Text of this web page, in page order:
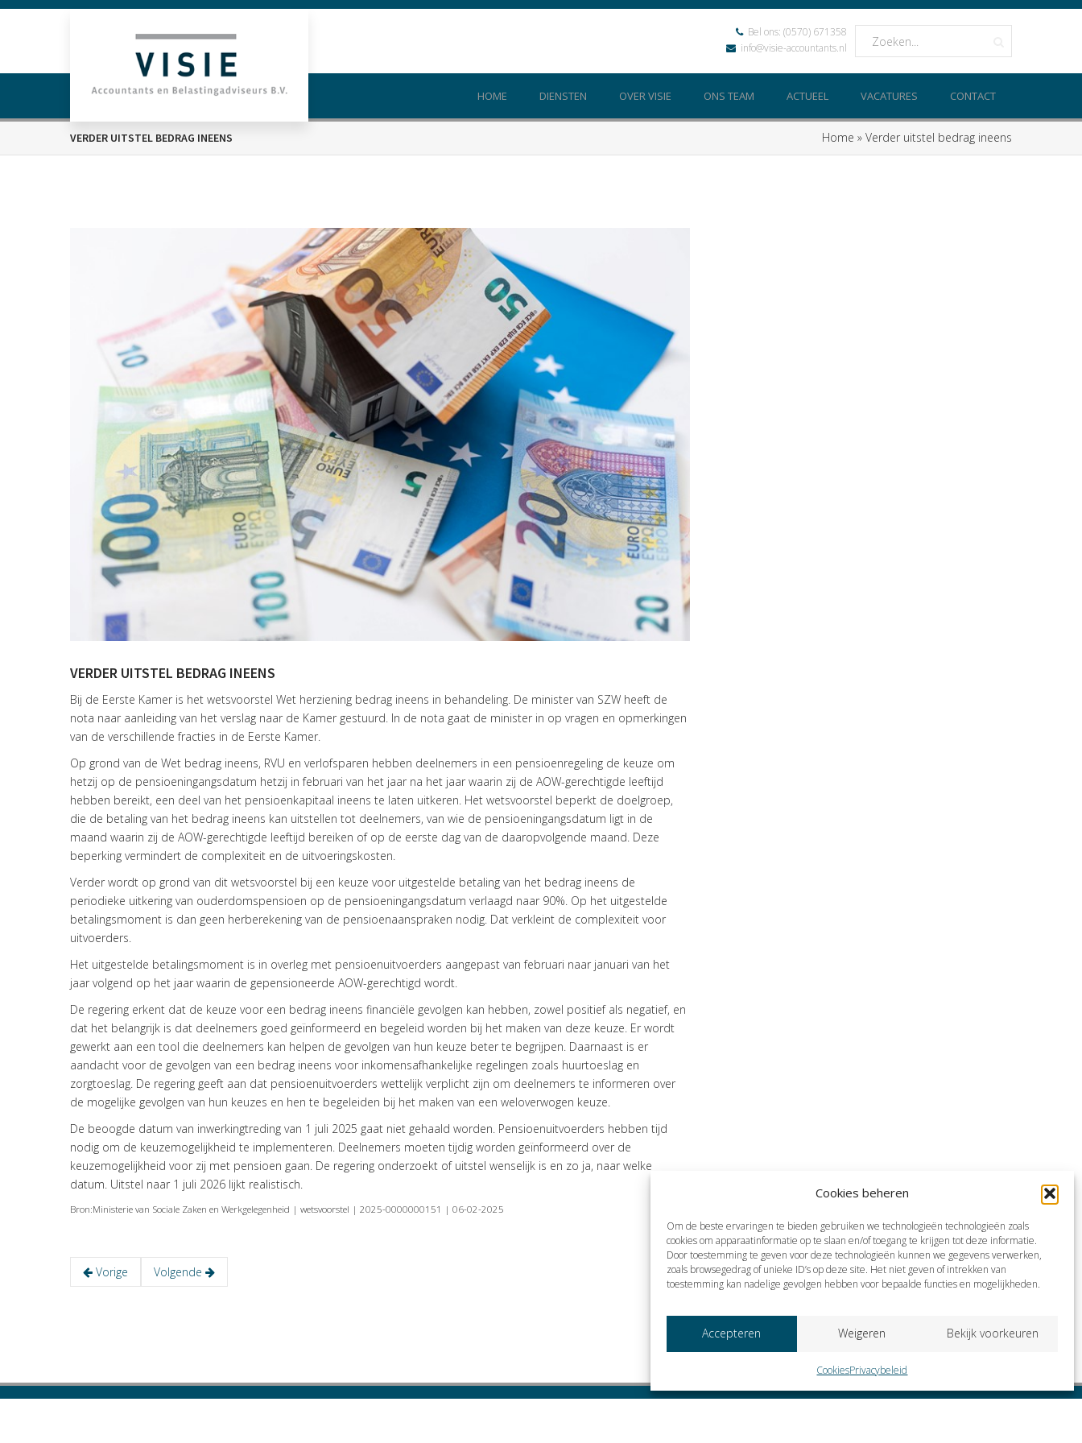
Cookies beheren
Om de beste ervaringen te bieden gebruiken we technologieën technologieën zoals
cookies om apparaatinformatie op te slaan en/of toegang te krijgen tot deze informatie.
Door toestemming te geven voor deze technologieën kunnen we gegevens verwerken,
zoals browsegedrag of unieke ID’s op deze site. Het niet geven of intrekken van
toestemming kan nadelige gevolgen hebben voor bepaalde functies en mogelijkheden.
Accepteren Weigeren Bekijk voorkeuren
CookiesPrivacybeleid
Bel ons: (0570) 671358
info@visie-accountants.nl
HOME DIENSTEN OVER VISIE ONS TEAM ACTUEEL VACATURES CONTACT
VERDER UITSTEL BEDRAG INEENS Home » Verder uitstel bedrag ineens
VERDER UITSTEL BEDRAG INEENS
Bij de Eerste Kamer is het wetsvoorstel Wet herziening bedrag ineens in behandeling. De minister van SZW heeft de
nota naar aanleiding van het verslag naar de Kamer gestuurd. In de nota gaat de minister in op vragen en opmerkingen
van de verschillende fracties in de Eerste Kamer.
Op grond van de Wet bedrag ineens, RVU en verlofsparen hebben deelnemers in een pensioenregeling de keuze om
hetzij op de pensioeningangsdatum hetzij in februari van het jaar na het jaar waarin zij de AOW-gerechtigde leeftijd
hebben bereikt, een deel van het pensioenkapitaal ineens te laten uitkeren. Het wetsvoorstel beperkt de doelgroep,
die de betaling van het bedrag ineens kan uitstellen tot deelnemers, van wie de pensioeningangsdatum ligt in de
maand waarin zij de AOW-gerechtigde leeftijd bereiken of op de eerste dag van de daaropvolgende maand. Deze
beperking vermindert de complexiteit en de uitvoeringskosten.
Verder wordt op grond van dit wetsvoorstel bij een keuze voor uitgestelde betaling van het bedrag ineens de
periodieke uitkering van ouderdomspensioen op de pensioeningangsdatum verlaagd naar 90%. Op het uitgestelde
betalingsmoment is dan geen herberekening van de pensioenaanspraken nodig. Dat verkleint de complexiteit voor
uitvoerders.
Het uitgestelde betalingsmoment is in overleg met pensioenuitvoerders aangepast van februari naar januari van het
jaar volgend op het jaar waarin de gepensioneerde AOW-gerechtigd wordt.
De regering erkent dat de keuze voor een bedrag ineens financiële gevolgen kan hebben, zowel positief als negatief, en
dat het belangrijk is dat deelnemers goed geïnformeerd en begeleid worden bij het maken van deze keuze. Er wordt
gewerkt aan een tool die deelnemers kan helpen de gevolgen van hun keuze beter te begrijpen. Daarnaast is er
aandacht voor de gevolgen van een bedrag ineens voor inkomensafhankelijke regelingen zoals huurtoeslag en
zorgtoeslag. De regering geeft aan dat pensioenuitvoerders wettelijk verplicht zijn om deelnemers te informeren over
de mogelijke gevolgen van hun keuzes en hen te begeleiden bij het maken van een weloverwogen keuze.
De beoogde datum van inwerkingtreding van 1 juli 2025 gaat niet gehaald worden. Pensioenuitvoerders hebben tijd
nodig om de keuzemogelijkheid te implementeren. Deelnemers moeten tijdig worden geïnformeerd over de
keuzemogelijkheid voor zij met pensioen gaan. De regering onderzoekt of uitstel wenselijk is en zo ja, naar welke
datum. Uitstel naar 1 juli 2026 lijkt realistisch.
Bron:Ministerie van Sociale Zaken en Werkgelegenheid | wetsvoorstel | 2025-0000000151 | 06-02-2025
Vorige Volgende